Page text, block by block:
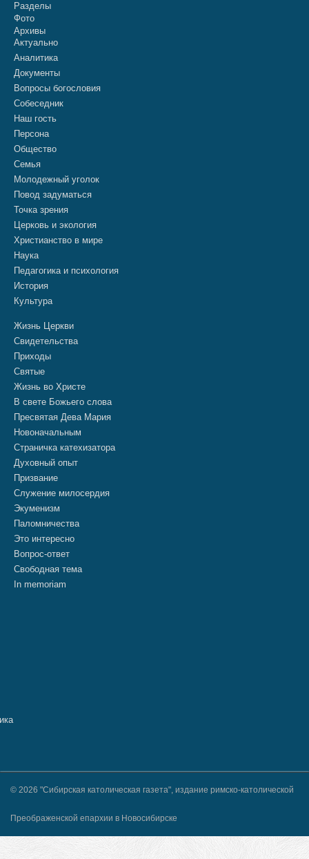
Разделы
Фото
Архивы
Актуально
Аналитика
Документы
Вопросы богословия
Собеседник
Наш гость
Персона
Общество
Семья
Молодежный уголок
Повод задуматься
Точка зрения
Церковь и экология
Христианство в мире
Наука
Педагогика и психология
История
Культура
Жизнь Церкви
Свидетельства
Приходы
Святые
Жизнь во Христе
В свете Божьего слова
Пресвятая Дева Мария
Новоначальным
Страничка катехизатора
Духовный опыт
Призвание
Служение милосердия
Экуменизм
Паломничества
Это интересно
Вопрос-ответ
Свободная тема
In memoriam
© 2026 "Сибирская католическая газета", издание римско-католической
Преображенской епархии в Новосибирске